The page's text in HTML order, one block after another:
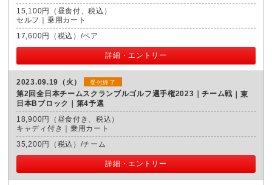
15,100円（昼食付、税込）
セルフ｜乗用カート
17,600円（税込）/ペア
詳細・エントリー
2023.09.19（火） 受付終了
第2回全日本チームスクランブルゴルフ選手権2023｜チーム戦
東
日本Bブロック｜第4予選
18,900円（昼食付き、税込）
キャディ付き｜乗用カート
35,200円（税込）/チーム
詳細・エントリー